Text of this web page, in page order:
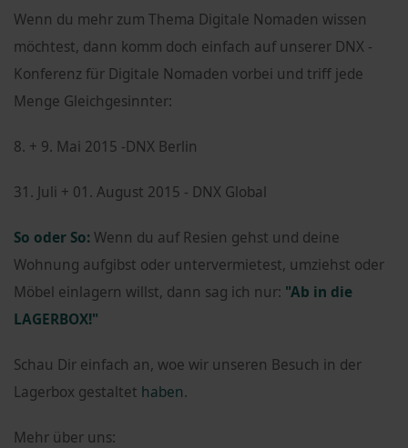
Wenn du mehr zum Thema Digitale Nomaden wissen
möchtest, dann komm doch einfach auf unserer DNX -
Konferenz für Digitale Nomaden vorbei und triff jede
Menge Gleichgesinnter:
8. + 9. Mai 2015 -DNX Berlin
31. Juli + 01. August 2015 - DNX Global
So oder So:Wenn du auf Resien gehst und deine
Wohnung aufgibst oder untervermietest, umziehst oder
Möbel einlagern willst, dann sag ich nur: "Ab in die
LAGERBOX!"
Schau Dir einfach an, woe wir unseren Besuch in der
Lagerbox gestaltet haben.
Mehr über uns: